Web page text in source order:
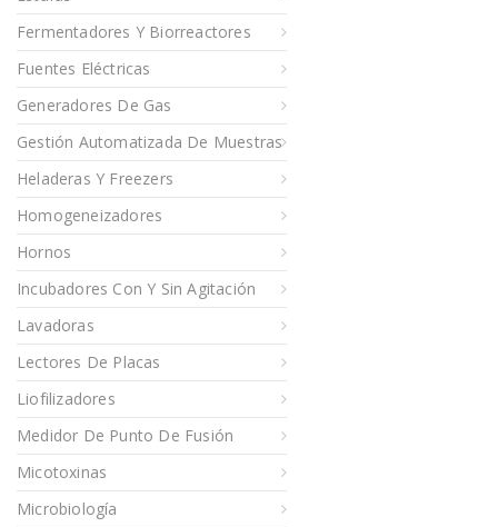
Fermentadores Y Biorreactores
Fuentes Eléctricas
Generadores De Gas
Gestión Automatizada De Muestras
Heladeras Y Freezers
Homogeneizadores
Hornos
Incubadores Con Y Sin Agitación
Lavadoras
Lectores De Placas
Liofilizadores
Medidor De Punto De Fusión
Micotoxinas
Microbiología